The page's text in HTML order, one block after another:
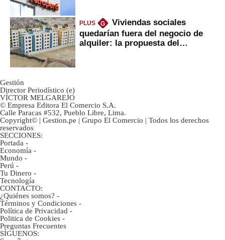
PLUS G
Viviendas sociales
quedarían fuera del negocio de
alquiler: la propuesta del
Gestión
Director Periodístico (e)
VÍCTOR MELGAREJO
© Empresa Editora El Comercio S.A.
Calle Paracas #532, Pueblo Libre, Lima.
Copyright© | Gestion.pe | Grupo El Comercio | Todos los derechos
reservados
SECCIONES:
Portada -
Economía -
Mundo -
Perú -
Tu Dinero -
Tecnología
CONTACTO:
¿Quiénes somos? -
Términos y Condiciones -
Política de Privacidad -
Politica de Cookies -
Preguntas Frecuentes
SÍGUENOS: